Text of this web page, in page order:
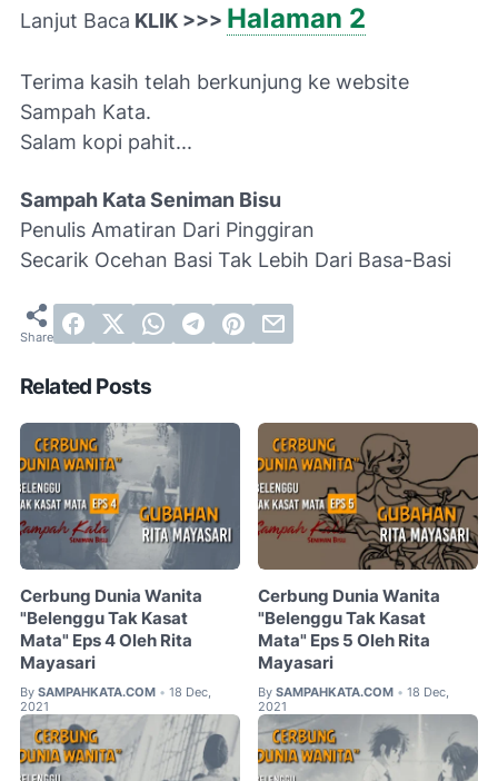
Lanjut Baca KLIK >>> Halaman 2
Terima kasih telah berkunjung ke website
Sampah Kata.
Salam kopi pahit...
Sampah Kata Seniman Bisu
Penulis Amatiran Dari Pinggiran
Secarik Ocehan Basi Tak Lebih Dari Basa-Basi
Related Posts
Cerbung Dunia Wanita
"Belenggu Tak Kasat
Mata" Eps 4 Oleh Rita
Mayasari
By SAMPAHKATA.COM • 18 Dec,
2021
Cerbung Dunia Wanita
"Belenggu Tak Kasat
Mata" Eps 5 Oleh Rita
Mayasari
By SAMPAHKATA.COM • 18 Dec,
2021